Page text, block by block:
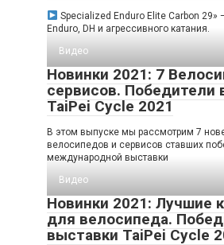
Specialized Enduro Elite Carbon 29»
Enduro, DH и агрессивного катания.
Видео
Новинки 2021: 7
сервисов. Победители
TaiPei Cycle 2021
В этом выпуске мы рассмотрим 7
велосипедов и сервисов ставших
международной выставки
Видео
Новинки 2021: Лучшие
для велосипеда.
выставки TaiPei Cycle